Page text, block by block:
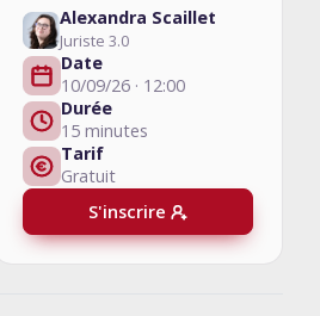
Alexandra Scaillet
Juriste 3.0
Date
10/09/26 · 12:00
Durée
15 minutes
Tarif
Gratuit
S'inscrire